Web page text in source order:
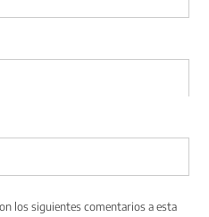
los siguientes comentarios a esta